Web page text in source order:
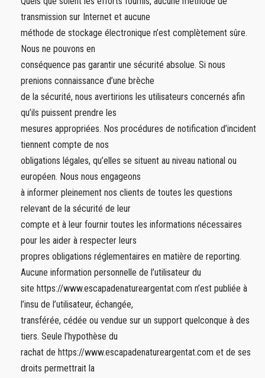
transmission sur Internet et aucune
méthode de stockage électronique n’est complètement sûre.
Nous ne pouvons en
conséquence pas garantir une sécurité absolue. Si nous
prenions connaissance d’une brèche
de la sécurité, nous avertirions les utilisateurs concernés afin
qu’ils puissent prendre les
mesures appropriées. Nos procédures de notification d’incident
tiennent compte de nos
obligations légales, qu’elles se situent au niveau national ou
européen. Nous nous engageons
à informer pleinement nos clients de toutes les questions
relevant de la sécurité de leur
compte et à leur fournir toutes les informations nécessaires
pour les aider à respecter leurs
propres obligations réglementaires en matière de reporting.
Aucune information personnelle de l’utilisateur du
site https://www.escapadenatureargentat.com n’est publiée à
l’insu de l’utilisateur, échangée,
transférée, cédée ou vendue sur un support quelconque à des
tiers. Seule l’hypothèse du
rachat de https://www.escapadenatureargentat.com et de ses
droits permettrait la